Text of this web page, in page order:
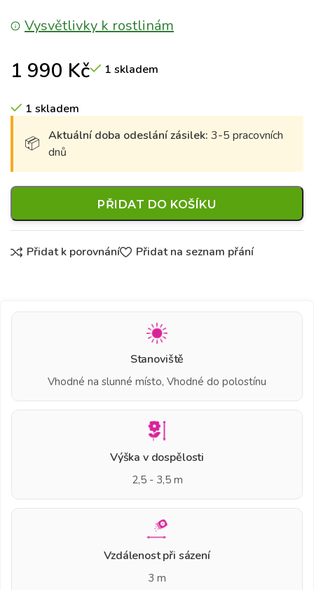
Vysvětlivky k rostlinám
1 990 Kč 1 skladem
1 skladem
Aktuální doba odeslání zásilek: 3-5 pracovních
dnů
PŘIDAT DO KOŠÍKU
Přidat k porovnání Přidat na seznam přání
Stanoviště
Vhodné na slunné místo, Vhodné do polostínu
Výška v dospělosti
2,5 - 3,5 m
Vzdálenost při sázení
3 m